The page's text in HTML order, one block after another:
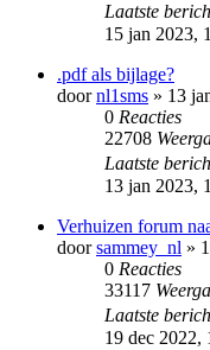
Laatste
15 jan 2023,
.pdf als bijlage?
doornl1sms » 13
0 Reacties
22708
Laatste
13 jan 2023,
Verhuizen forum
doorsammey_nl »
0 Reacties
33117
Laatste
19 dec 2022,